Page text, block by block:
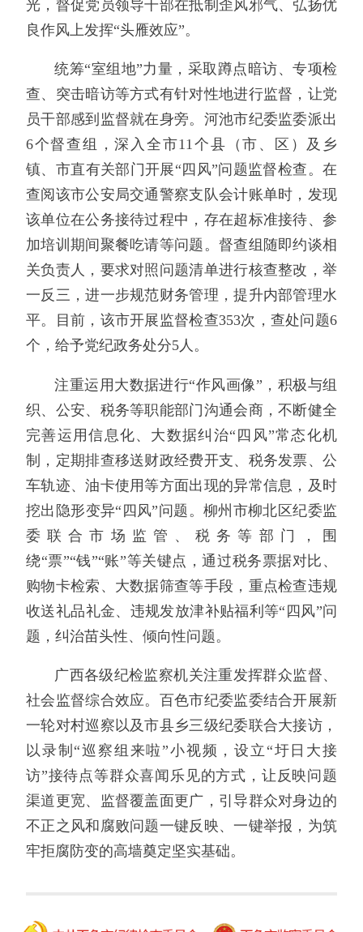
光，督促党员领导干部在抵制歪风邪气、弘扬优
良作风上发挥“头雁效应”。
统筹“室组地”力量，采取蹲点暗访、专项检
查、突击暗访等方式有针对性地进行监督，让党
员干部感到监督就在身旁。河池市纪委监委派出
6个督查组，深入全市11个县（市、区）及乡
镇、市直有关部门开展“四风”问题监督检查。在
查阅该市公安局交通警察支队会计账单时，发现
该单位在公务接待过程中，存在超标准接待、参
加培训期间聚餐吃请等问题。督查组随即约谈相
关负责人，要求对照问题清单进行核查整改，举
一反三，进一步规范财务管理，提升内部管理水
平。目前，该市开展监督检查353次，查处问题6
个，给予党纪政务处分5人。
注重运用大数据进行“作风画像”，积极与组
织、公安、税务等职能部门沟通会商，不断健全
完善运用信息化、大数据纠治“四风”常态化机
制，定期排查移送财政经费开支、税务发票、公
车轨迹、油卡使用等方面出现的异常信息，及时
挖出隐形变异“四风”问题。柳州市柳北区纪委监
委联合市场监管、税务等部门，围
绕“票”“钱”“账”等关键点，通过税务票据对比、
购物卡检索、大数据筛查等手段，重点检查违规
收送礼品礼金、违规发放津补贴福利等“四风”问
题，纠治苗头性、倾向性问题。
广西各级纪检监察机关注重发挥群众监督、
社会监督综合效应。百色市纪委监委结合开展新
一轮对村巡察以及市县乡三级纪委联合大接访，
以录制“巡察组来啦”小视频，设立“圩日大接
访”接待点等群众喜闻乐见的方式，让反映问题
渠道更宽、监督覆盖面更广，引导群众对身边的
不正之风和腐败问题一键反映、一键举报，为筑
牢拒腐防变的高墙奠定坚实基础。